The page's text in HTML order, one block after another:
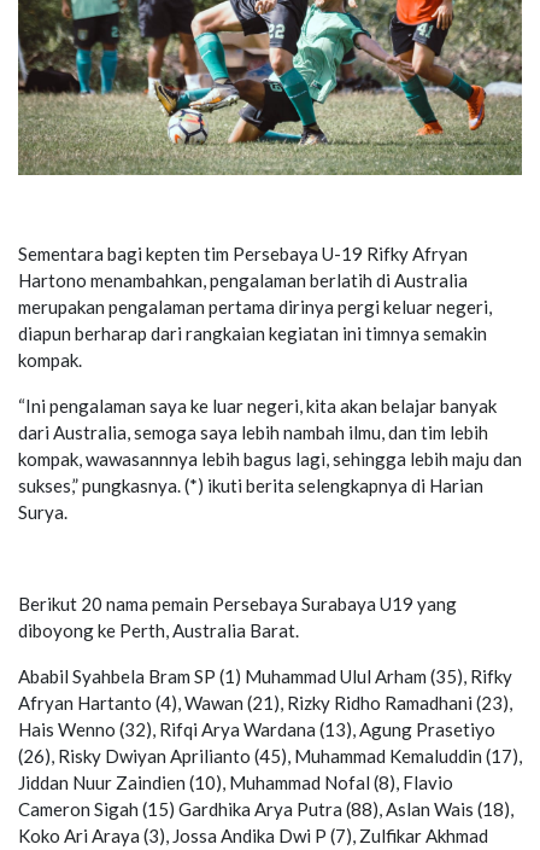
Sementara bagi kepten tim Persebaya U-19 Rifky Afryan
Hartono menambahkan, pengalaman berlatih di Australia
merupakan pengalaman pertama dirinya pergi keluar negeri,
diapun berharap dari rangkaian kegiatan ini timnya semakin
kompak.
“Ini pengalaman saya ke luar negeri, kita akan belajar banyak
dari Australia, semoga saya lebih nambah ilmu, dan tim lebih
kompak, wawasannnya lebih bagus lagi, sehingga lebih maju dan
sukses,” pungkasnya. (*) ikuti berita selengkapnya di Harian
Surya.
Berikut 20 nama pemain Persebaya Surabaya U19 yang
diboyong ke Perth, Australia Barat.
Ababil Syahbela Bram SP (1) Muhammad Ulul Arham (35), Rifky
Afryan Hartanto (4), Wawan (21), Rizky Ridho Ramadhani (23),
Hais Wenno (32), Rifqi Arya Wardana (13), Agung Prasetiyo
(26), Risky Dwiyan Aprilianto (45), Muhammad Kemaluddin (17),
Jiddan Nuur Zaindien (10), Muhammad Nofal (8), Flavio
Cameron Sigah (15) Gardhika Arya Putra (88), Aslan Wais (18),
Koko Ari Araya (3), Jossa Andika Dwi P (7), Zulfikar Akhmad